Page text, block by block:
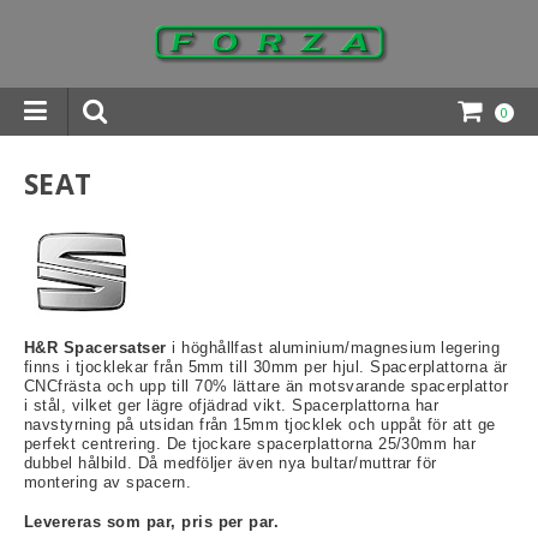
0
SEAT
H&R Spacersatser i höghållfast aluminium/magnesium legering
finns i tjocklekar från 5mm till 30mm per hjul. Spacerplattorna är
CNCfrästa och upp till 70% lättare än motsvarande spacerplattor
i stål, vilket ger lägre ofjädrad vikt. Spacerplattorna har
navstyrning på utsidan från 15mm tjocklek och uppåt för att ge
perfekt centrering. De tjockare spacerplattorna 25/30mm har
dubbel hålbild. Då medföljer även nya bultar/muttrar för
montering av spacern.
Levereras som par, pris per par.